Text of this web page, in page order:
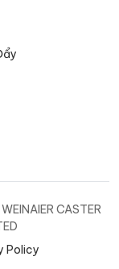
CASTER
Policy